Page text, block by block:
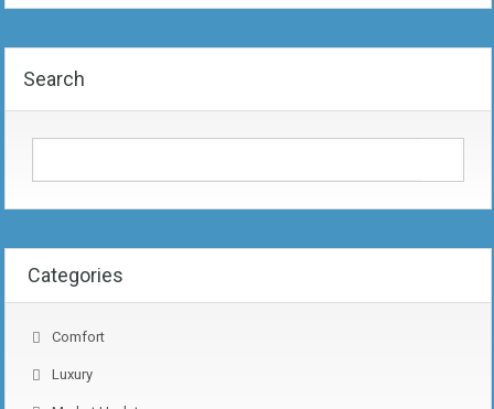
Search
Categories
Comfort
Luxury